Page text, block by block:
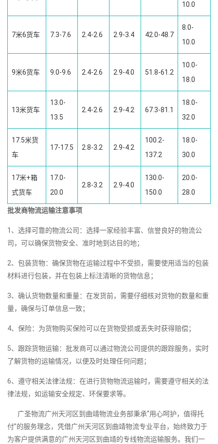
10.0
7米6货车 7.3-7.6 2.4-2.6 2.9-3.4 42.0-48.7
8.0-
10.0
9米6货车 9.0-9.6 2.4-2.6 2.9-4.0 51.8-61.2
10.0-
18.0
13米货车
13.0-
13.5
2.4-2.6 2.9-4.2 67.3-81.1
18.0-
32.0
17.5米货
车
17-17.5 2.8-3.2 2.9-4.2
100.2-
137.2
18.0-
30.0
17米+箱
式货车
17.0-
20.0
2.8-3.2 2.9-4.0
130.0-
150.0
20.0-
28.0
批发商物流运输注意事项
1、选择可靠的物流公司：选择一家经验丰富、信誉良好的物流公
司，可以确保货物安全、准时地到达目的地；
2、包装货物：确保货物在运输过程中不受损，需要使用适当的包装
材料进行包装，并在包装上标注清晰的货物信息；
3、确认货物数量和重量：在发货前，需要仔细核对货物的数量和重
量，确保与订单信息一致；
4、保险：为货物购买保险可以在货物受损或丢失时获得赔偿；
5、跟踪货物运输：批发商可以通过物流公司提供的跟踪服务，实时
了解货物的运输情况，以便及时处理任何问题；
6、遵守相关法律法规：在进行货物物流运输时，需要遵守相关的法
律法规，如运输安全规定、环保要求等。
广圣物流广州天河区到曲靖物流业务部秉承“用心呵护，值得托
付”的服务理念，凭借广州天河区到曲靖物流专业平台，始终致力于
为客户提供满意的广州天河区到曲靖的专线物流运输服务。我们一